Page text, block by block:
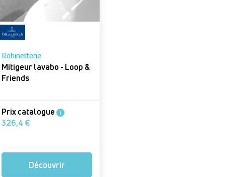
Robinetterie
Mitigeur lavabo - Loop &
Friends
Prix catalogue i
326,4 €
Découvrir